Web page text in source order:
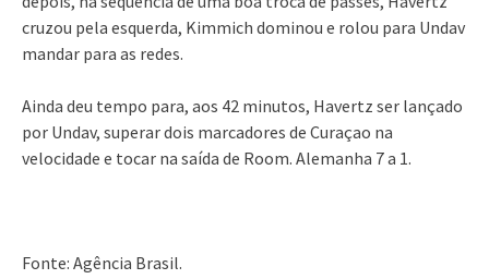
cruzou pela esquerda, Kimmich dominou e rolou para Undav
mandar para as redes.
Ainda deu tempo para, aos 42 minutos, Havertz ser lançado
por Undav, superar dois marcadores de Curaçao na
velocidade e tocar na saída de Room. Alemanha 7 a 1.
Fonte: Agência Brasil.